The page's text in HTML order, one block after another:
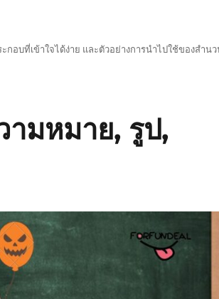
อบที่เข้าใจได้ง่าย และตัวอย่างการนำไปใช้ของสำน
ามหมาย, รูป,